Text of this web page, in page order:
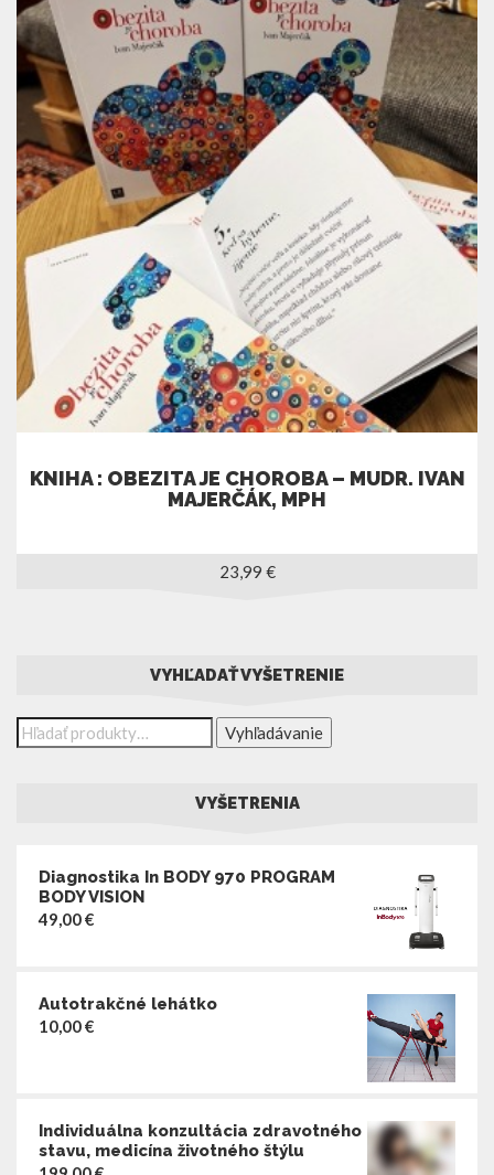
KNIHA : OBEZITA JE CHOROBA – MUDR. IVAN
MAJERČÁK, MPH
23,99 €
VYHĽADAŤ VYŠETRENIE
Vyhľadávanie
VYŠETRENIA
Diagnostika In BODY 970 PROGRAM
BODY VISION
49,00€
Autotrakčné lehátko
10,00€
Individuálna konzultácia zdravotného
stavu, medicína životného štýlu